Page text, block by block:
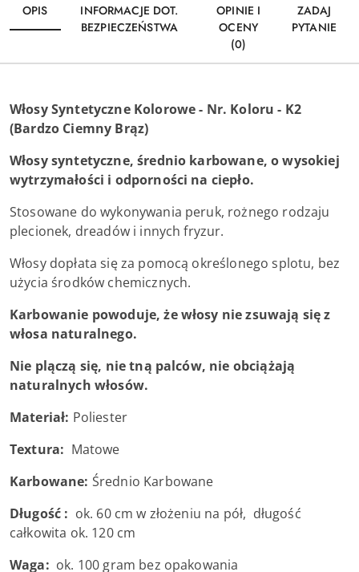
OPIS
INFORMACJE DOT.
BEZPIECZEŃSTWA
OPINIE I
OCENY
(0)
ZADAJ
PYTANIE
Włosy Syntetyczne Kolorowe - Nr. Koloru - K2
(Bardzo Ciemny Brąz)
Włosy syntetyczne, średnio karbowane, o wysokiej
wytrzymałości i odporności na ciepło.
Stosowane do wykonywania peruk, rożnego rodzaju
plecionek, dreadów i innych fryzur.
Włosy dopłata się za pomocą określonego splotu, bez
użycia środków chemicznych.
Karbowanie powoduje, że włosy nie zsuwają się z
włosa naturalnego.
Nie plączą się, nie tną palców, nie obciążają
naturalnych włosów.
Materiał: Poliester
Textura: Matowe
Karbowane: Średnio Karbowane
Długość : ok. 60 cm w złożeniu na pół, długość
całkowita ok. 120 cm
Waga: ok. 100 gram bez opakowania